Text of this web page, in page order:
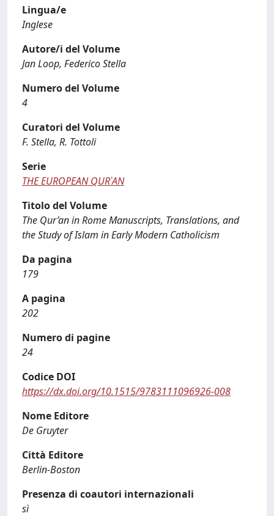
Lingua/e
Inglese
Autore/i del Volume
Jan Loop, Federico Stella
Numero del Volume
4
Curatori del Volume
F. Stella, R. Tottoli
Serie
THE EUROPEAN QURʾAN
Titolo del Volume
The Qur’an in Rome Manuscripts, Translations, and
the Study of Islam in Early Modern Catholicism
Da pagina
179
A pagina
202
Numero di pagine
24
Codice DOI
https://dx.doi.org/10.1515/9783111096926-008
Nome Editore
De Gruyter
Città Editore
Berlin-Boston
Presenza di coautori internazionali
sì